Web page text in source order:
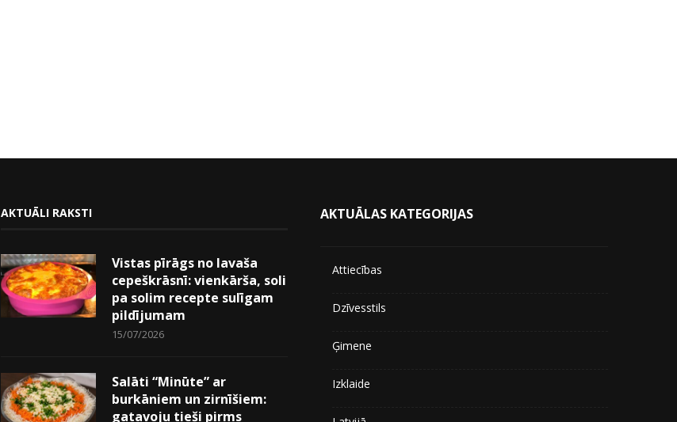
AKTUĀLI RAKSTI
Vistas pīrāgs no lavaša
cepeškrāsnī: vienkārša, soli
pa solim recepte sulīgam
pildījumam
15/07/2026
Salāti “Minūte” ar
burkāniem un zirnīšiem:
gatavoju tieši pirms
AKTUĀLAS KATEGORIJAS
Attiecības
Dzīvesstils
Ģimene
Izklaide